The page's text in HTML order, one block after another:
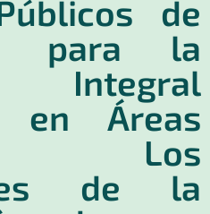
de
para la
Integral
en Áreas
Los
de la